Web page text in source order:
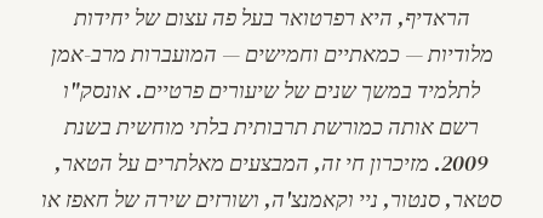
הראדיף, היא רפרטואר בעל פה עצום של יחידות
מלודיות — כמאתיים וחמישים — המועברות מרב-אמן
לתלמיד במשך שנים של שיעורים פרטיים. אונסק"ו
רשם אותה כמורשת תרבותית בלתי מוחשית בשנת
2009. מזיכרון חי זה, המבצעים מאלתרים על ה
טאר,
סטאר, סנטור, ניי וקאמנצ'ה, ושורזים שירה של חאפז או